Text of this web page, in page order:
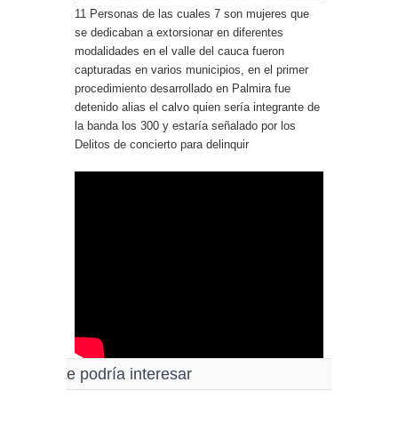
11 Personas de las cuales 7 son mujeres que
se dedicaban a extorsionar en diferentes
modalidades en el valle del cauca fueron
capturadas en varios municipios, en el primer
procedimiento desarrollado en Palmira fue
detenido alias el calvo quien sería integrante de
la banda los 300 y estaría señalado por los
Delitos de concierto para delinquir
Le podría interesar